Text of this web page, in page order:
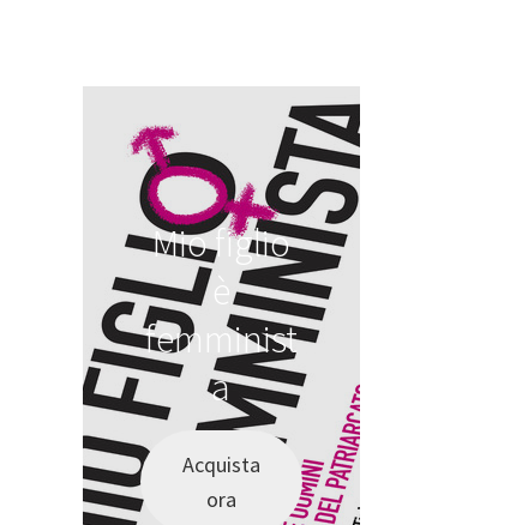
Mio figlio
è
femminist
a
Acquista
ora